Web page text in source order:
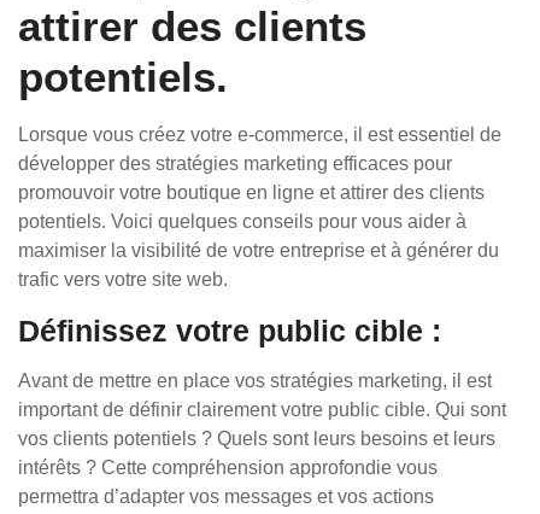
attirer des clients
potentiels.
Lorsque vous créez votre e-commerce, il est essentiel de
développer des stratégies marketing efficaces pour
promouvoir votre boutique en ligne et attirer des clients
potentiels. Voici quelques conseils pour vous aider à
maximiser la visibilité de votre entreprise et à générer du
trafic vers votre site web.
Définissez votre public cible :
Avant de mettre en place vos stratégies marketing, il est
important de définir clairement votre public cible. Qui sont
vos clients potentiels ? Quels sont leurs besoins et leurs
intérêts ? Cette compréhension approfondie vous
permettra d’adapter vos messages et vos actions